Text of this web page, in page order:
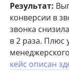
Результат:
конверсии в
звонка
в 2 раза. Плюс
кейс описан